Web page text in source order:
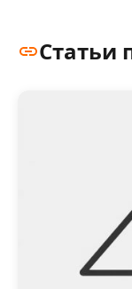
Статьи